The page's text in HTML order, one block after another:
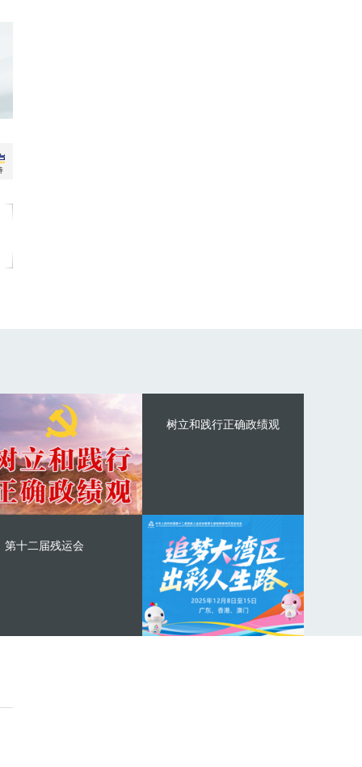
树立和践行正确政绩观
第十二届残运会